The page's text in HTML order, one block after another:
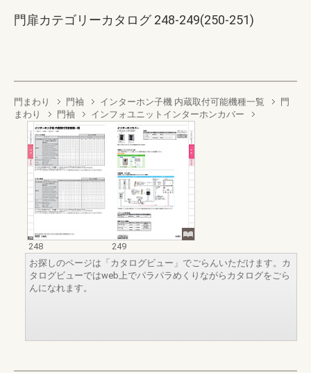
門扉カテゴリーカタログ 248-249(250-251)
門まわり 門袖 インターホン子機 内蔵取付可能機種一覧
門
まわり
門袖 インフォユニットインターホンカバー
248
249
お探しのページは「カタログビュー」でごらんいただけます。カ
タログビューではweb上でパラパラめくりながらカタログをごら
んになれます。